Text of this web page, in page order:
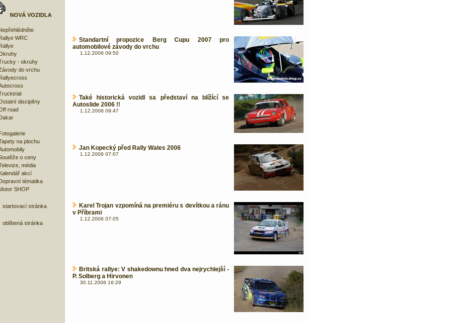
NOVÁ VOZIDLA
WRC
- okruhy
do vrchu
disciplíny
road
na plochu
o ceny
média
akcí
tématika
SHOP
startovací stránka
oblíbená stránka
Standartní propozice Berg Cupu 2007 pro
automobilové závody do vrchu
1.12.2006 09:50
Také historická vozidl sa představí na blížící se
Autoslide 2006 !!
1.12.2006 09:47
Jan Kopecký před Rally Wales 2006
1.12.2006 07:07
Karel Trojan vzpomíná na premiéru s devítkou a ránu
v Příbrami
1.12.2006 07:05
Britská rallye: V shakedownu hned dva nejrychlejší -
P. Solberg a Hirvonen
30.11.2006 16:29